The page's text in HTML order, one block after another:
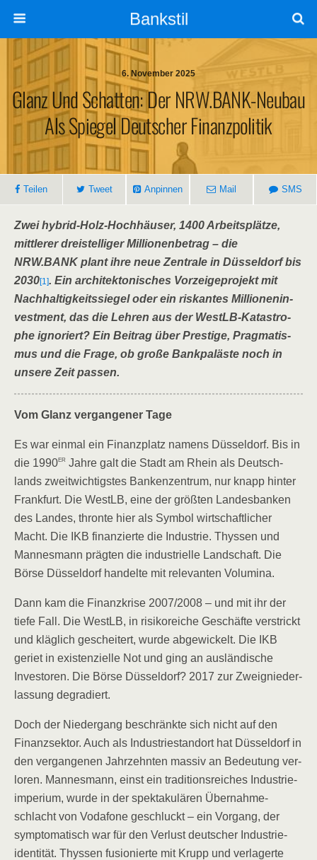
Bankstil
6. November 2025
Glanz Und Schat­ten: Der NRW.BANK-Neubau
Als Spie­gel Deut­scher Finanzpolitik
Tei­len Tweet Anpin­nen Mail SMS
Zwei hybrid-Holz-Hoch­häu­ser, 1400 Arbeits­plät­ze,
mitt­le­rer drei­stel­li­ger Mil­lio­nen­be­trag – die
NRW.BANK plant ihre neue Zen­tra­le in Düs­sel­dorf bis
2030[1]. Ein archi­tek­to­ni­sches Vor­zei­ge­pro­jekt mit
Nach­hal­tig­keits­sie­gel oder ein ris­kan­tes Mil­lio­nen­in­
vest­ment, das die Leh­ren aus der WestLB-Kata­stro­
phe igno­riert? Ein Bei­trag über Pres­ti­ge, Prag­ma­tis­
mus und die Fra­ge, ob gro­ße Bank­pa­läs­te noch in
unse­re Zeit passen.
Vom Glanz ver­gan­ge­ner Tage
Es war ein­mal ein Finanz­platz namens Düs­sel­dorf. Bis in
die 1990er Jah­re galt die Stadt am Rhein als Deutsch­
lands zweit­wich­tigs­tes Ban­ken­zen­trum, nur knapp hin­ter
Frank­furt. Die WestLB, eine der größ­ten Lan­des­ban­ken
des Lan­des, thron­te hier als Sym­bol wirt­schaft­li­cher
Macht. Die IKB finan­zier­te die Indus­trie. Thys­sen und
Man­nes­mann präg­ten die indus­tri­el­le Land­schaft. Die
Bör­se Düs­sel­dorf han­del­te mit rele­van­ten Volumina.
Dann kam die Finanz­kri­se 2007/​2008 – und mit ihr der
tie­fe Fall. Die WestLB, in risi­ko­rei­che Geschäf­te ver­strickt
und kläg­lich geschei­tert, wur­de abge­wi­ckelt. Die IKB
geriet in exis­ten­zi­el­le Not und ging an aus­län­di­sche
Inves­to­ren. Die Bör­se Düs­sel­dorf? 2017 zur Zweig­nie­der­
las­sung degradiert.
Doch der Nie­der­gang beschränk­te sich nicht auf den
Finanz­sek­tor. Auch als Indus­trie­stand­ort hat Düs­sel­dorf in
den ver­gan­ge­nen Jahr­zehn­ten mas­siv an Bedeu­tung ver­
lo­ren. Man­nes­mann, einst ein tra­di­ti­ons­rei­ches Indus­trie­
im­pe­ri­um, wur­de in der spek­ta­ku­lä­ren Über­nah­me­
schlacht von Voda­fone geschluckt – ein Vor­gang, der
sym­pto­ma­tisch war für den Ver­lust deut­scher Indus­trie­
iden­ti­tät. Thys­sen fusio­nier­te mit Krupp und ver­la­ger­te